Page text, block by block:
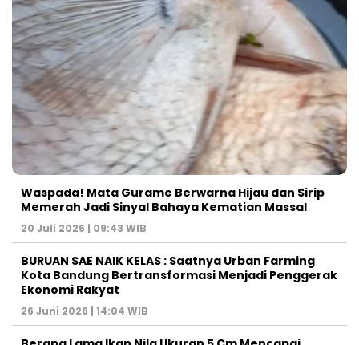
Waspada! Mata Gurame Berwarna Hijau dan Sirip
Memerah Jadi Sinyal Bahaya Kematian Massal
20 Juli 2026 | 09:43 WIB
BURUAN SAE NAIK KELAS : Saatnya Urban Farming
Kota Bandung Bertransformasi Menjadi Penggerak
Ekonomi Rakyat
26 Juni 2026 | 14:04 WIB